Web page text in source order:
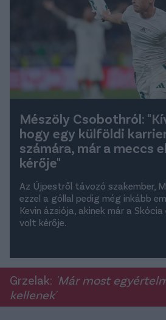
Mészöly Csobothról:
hogy egy külföldi
számára, már a meccs
kérője"
Az Újpestről távozó szakember,
ezzel a góllal pedig még inkább
Kevin ázsiója, akinek már a
volt kérője.
Grzelak: 'Már most
kellenek'